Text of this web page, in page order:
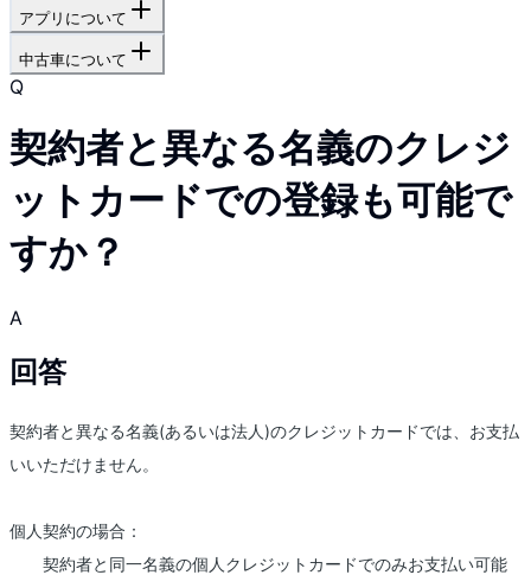
アプリについて
中古車について
Q
契約者と異なる名義のクレジ
ットカードでの登録も可能で
すか？
A
回答
契約者と異なる名義(あるいは法人)のクレジットカードでは、お支払
いいただけません。
個人契約の場合：
契約者と同一名義の個人クレジットカードでのみお支払い可能